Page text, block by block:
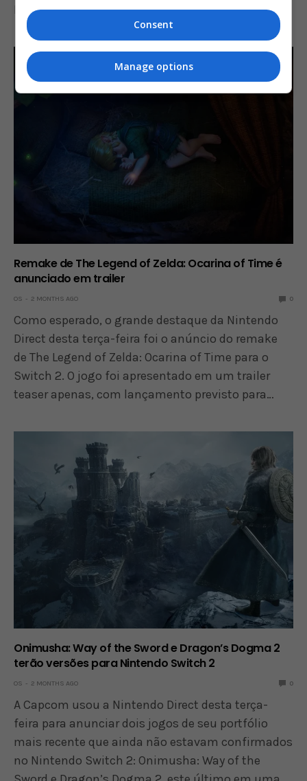
Nintendo Direct…
Remake de The Legend of Zelda: Ocarina of Time é
anunciado em trailer
OS 2 MONTHS AGO 0
Como esperado, o grande destaque da Nintendo
Direct desta terça-feira foi o anúncio do remake
de The Legend of Zelda: Ocarina of Time para o
Switch 2. O jogo foi apresentado em um trailer
teaser apenas, com lançamento previsto para…
Onimusha: Way of the Sword e Dragon’s Dogma 2
terão versões para Nintendo Switch 2
OS 2 MONTHS AGO 0
A Capcom usou a Nintendo Direct desta terça-
feira para anunciar dois jogos de seu portfólio
mais recente que ainda não estavam confirmados
no Nintendo Switch 2: Onimusha: Way of the
Consent
Manage options